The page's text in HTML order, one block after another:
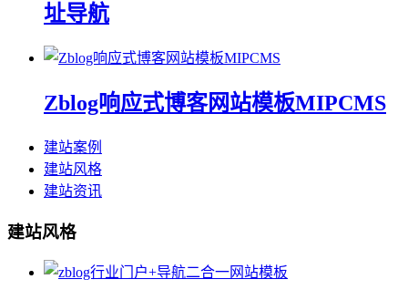
址导航
Zblog响应式博客网站模板MIPCMS
建站案例
建站风格
建站资讯
建站风格